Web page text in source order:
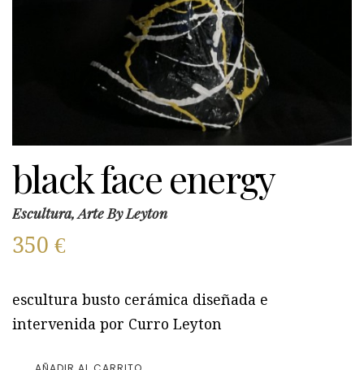
black face energy
Escultura, Arte By Leyton
350 €
escultura busto cerámica diseñada e
intervenida por Curro Leyton